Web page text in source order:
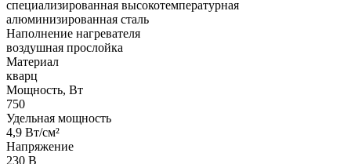
cпециализированная высокотемпературная
алюминизированная сталь
Наполнение нагревателя
воздушная прослойка
Материал
кварц
Мощность, Вт
750
Удельная мощность
4,9 Вт/см²
Напряжение
230 В